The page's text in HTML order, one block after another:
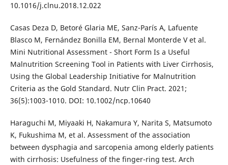
10.1016/j.clnu.2018.12.022
Casas Deza D, Betoré Glaria ME, Sanz-París A, Lafuente
Blasco M, Fernández Bonilla EM, Bernal Monterde V et al.
Mini Nutritional Assessment - Short Form Is a Useful
Malnutrition Screening Tool in Patients with Liver Cirrhosis,
Using the Global Leadership Initiative for Malnutrition
Criteria as the Gold Standard. Nutr Clin Pract. 2021;
36(5):1003-1010. DOI: 10.1002/ncp.10640
Haraguchi M, Miyaaki H, Nakamura Y, Narita S, Matsumoto
K, Fukushima M, et al. Assessment of the association
between dysphagia and sarcopenia among elderly patients
with cirrhosis: Usefulness of the finger-ring test. Arch